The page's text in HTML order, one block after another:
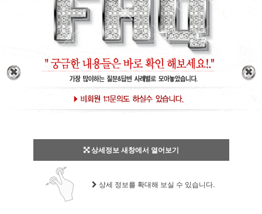
상세정보 새창에서 열어보기
상세 정보를 확대해 보실 수 있습니다.